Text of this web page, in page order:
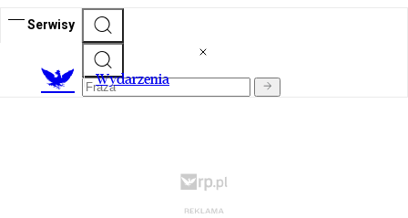
Serwisy
Wydarzenia